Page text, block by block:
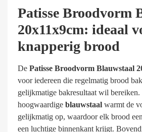
Patisse Broodvorm
20x11x9cm: ideaal
knapperig brood
De Patisse Broodvorm Blauwstaal
voor iedereen die regelmatig brood
gelijkmatige bakresultaat wil
hoogwaardige blauwstaal warmt de
gelijkmatig op, waardoor elk brood
een luchtige binnenkant krijgt.